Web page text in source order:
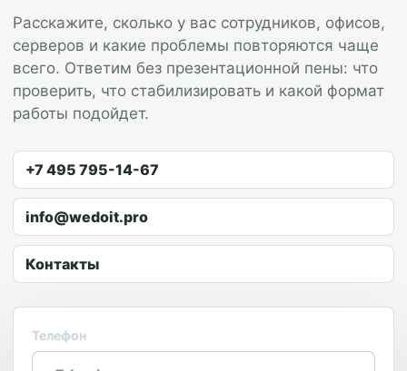
Расскажите, сколько у вас сотрудников, офисов,
серверов и какие проблемы повторяются чаще
всего. Ответим без презентационной пены: что
проверить, что стабилизировать и какой формат
работы подойдет.
+7 495 795-14-67
info@wedoit.pro
Контакты
Телефон